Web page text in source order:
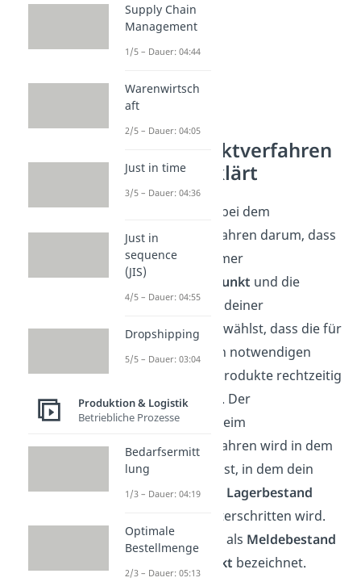
Bestellpunktverfahren
einfach erklärt
Konkret geht es bei dem
Bestellpunktverfahren darum, dass
du als Unternehmer
den Bestellzeitpunkt und die
Bestellmenge
in deiner
Lagerhaltung so wählst, dass die für
deine Produktion notwendigen
Rohstoffe oder Produkte rechtzeitig
geliefert werden. Der
Bestellvorgang beim
Bestellpunktverfahren wird in dem
Moment ausgelöst, in dem dein
zuvor definierter Lagerbestand
erreicht bzw. unterschritten wird.
Dieser wird auch als Meldebestand
Bestellpunkt bezeichnet.
Supply Chain
Management
1/5 – Dauer: 04:44
Warenwirtsch
aft
2/5 – Dauer: 04:05
Just in time
3/5 – Dauer: 04:36
Just in
sequence
(JIS)
4/5 – Dauer: 04:55
Dropshipping
5/5 – Dauer: 03:04
Produktion & Logistik
Betriebliche Prozesse
Bedarfsermitt
lung
1/3 – Dauer: 04:19
Optimale
Bestellmenge
2/3 – Dauer: 05:13